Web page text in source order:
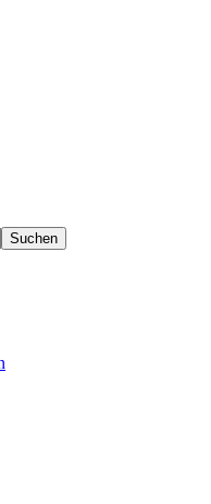
Suchen